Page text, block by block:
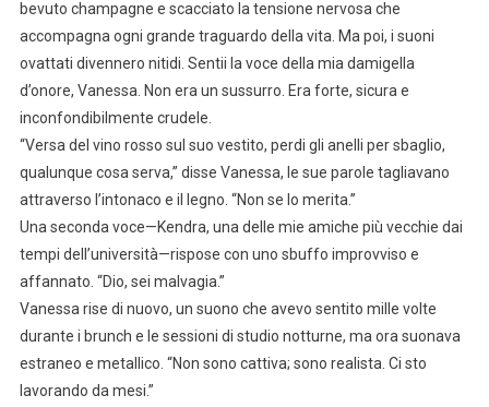
bevuto champagne e scacciato la tensione nervosa che
accompagna ogni grande traguardo della vita. Ma poi, i suoni
ovattati divennero nitidi. Sentii la voce della mia damigella
d’onore, Vanessa. Non era un sussurro. Era forte, sicura e
inconfondibilmente crudele.
“Versa del vino rosso sul suo vestito, perdi gli anelli per sbaglio,
qualunque cosa serva,” disse Vanessa, le sue parole tagliavano
attraverso l’intonaco e il legno. “Non se lo merita.”
Una seconda voce—Kendra, una delle mie amiche più vecchie dai
tempi dell’università—rispose con uno sbuffo improvviso e
affannato. “Dio, sei malvagia.”
Vanessa rise di nuovo, un suono che avevo sentito mille volte
durante i brunch e le sessioni di studio notturne, ma ora suonava
estraneo e metallico. “Non sono cattiva; sono realista. Ci sto
lavorando da mesi.”